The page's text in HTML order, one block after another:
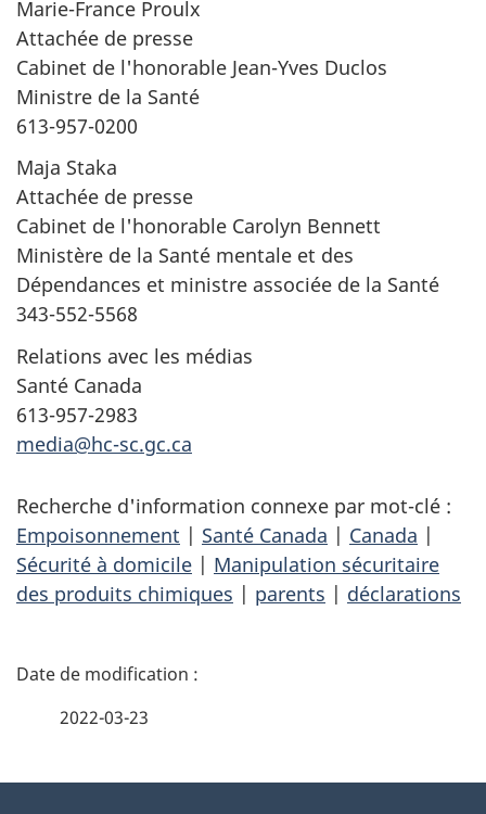
Marie-France Proulx
Attachée de presse
Cabinet de l'honorable Jean-Yves Duclos
Ministre de la Santé
613-957-0200
Maja Staka
Attachée de presse
Cabinet de l'honorable Carolyn Bennett
Ministère de la Santé mentale et des
Dépendances et ministre associée de la Santé
343-552-5568
Relations avec les médias
Santé Canada
613-957-2983
media@hc-sc.gc.ca
Recherche d'information connexe par mot-clé :
Empoisonnement | Santé Canada | Canada |
Sécurité à domicile | Manipulation sécuritaire
des produits chimiques | parents | déclarations
D
2022-03-23